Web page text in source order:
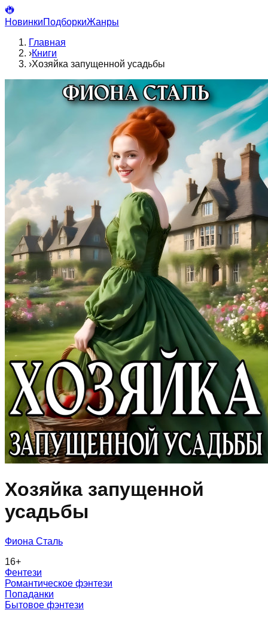
НовинкиПодборкиЖанры
Главная
›Книги
›Хозяйка запущенной усадьбы
Хозяйка запущенной
усадьбы
Фиона Сталь
16+
Фентези
Романтическое фэнтези
Попаданки
Бытовое фэнтези